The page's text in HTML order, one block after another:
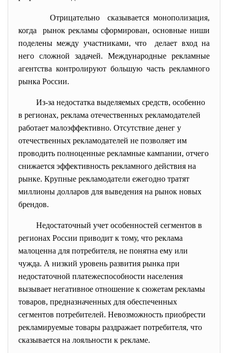
Отрицательно сказывается монополизация,
когда рынок рекламы сформирован, основные ниши
поделены между участниками, что делает вход на
него сложной задачей. Международные рекламные
агентства контролируют большую часть рекламного
рынка России.
Из-за недостатка выделяемых средств, особенно
в регионах, реклама отечественных рекламодателей
работает малоэффективно. Отсутствие денег у
отечественных рекламодателей не позволяет им
проводить полноценные рекламные кампании, отчего
снижается эффективность рекламного действия на
рынке. Крупные рекламодатели ежегодно тратят
миллионы долларов для выведения на рынок новых
брендов.
Недостаточный учет особенностей сегментов в
регионах России приводит к тому, что реклама
малоценна для потребителя, не понятна ему или
чужда. А низкий уровень развития рынка при
недостаточной платежеспособности населения
вызывает негативное отношение к сюжетам рекламы
товаров, предназначенных для обеспеченных
сегментов потребителей. Невозможность приобрести
рекламируемые товары раздражает потребителя, что
сказывается на лояльности к рекламе.